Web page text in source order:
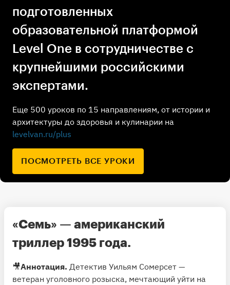
подготовленных
образовательной платформой
Level One в сотрудничестве с
крупнейшими российскими
экспертами.
Еще 500 уроков по 15 направлениям, от истории и
архитектуры до здоровья и кулинарии на
levelvan.ru/plus
ПОСМОТРЕТЬ ВСЕ УРОКИ
«Семь» — американский
триллер 1995 года.
🎥Аннотация. Детектив Уильям Сомерсет —
ветеран уголовного розыска, мечтающий уйти на